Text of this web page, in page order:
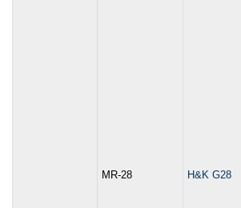
MR-28 H&K G28